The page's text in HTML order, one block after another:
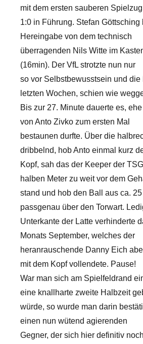
mit dem ersten sauberen
1:0 in Führung. Stefan
Hereingabe von dem technisch
überragenden Nils Witte im
(16min). Der VfL strotzte nun nur
so vor Selbstbewusstsein und die
letzten Wochen, schien wie
Bis zur 27. Minute dauerte es,
von Anto Zivko zum ersten Mal
bestaunen durfte. Über die
dribbelnd, hob Anto einmal kurz
Kopf, sah das der Keeper der
halben Meter zu weit vor dem
stand und hob den Ball aus ca.
passgenau über den Torwart.
Unterkante der Latte verhinderte
Monats September, welches der
heranrauschende Danny Eich
mit dem Kopf vollendete. Pause!
War man sich am Spielfeldrand
eine knallharte zweite Halbzeit
würde, so wurde man darin
einen nun wütend agierenden
Gegner, der sich hier definitiv